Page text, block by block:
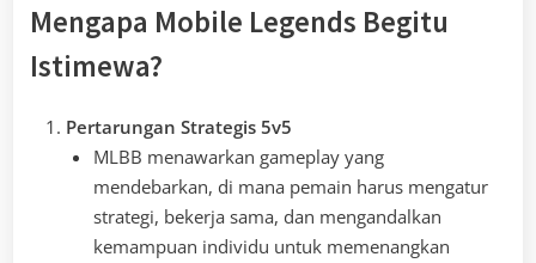
Mengapa Mobile Legends Begitu
Istimewa?
Pertarungan Strategis 5v5
MLBB menawarkan gameplay yang
mendebarkan, di mana pemain harus mengatur
strategi, bekerja sama, dan mengandalkan
kemampuan individu untuk memenangkan